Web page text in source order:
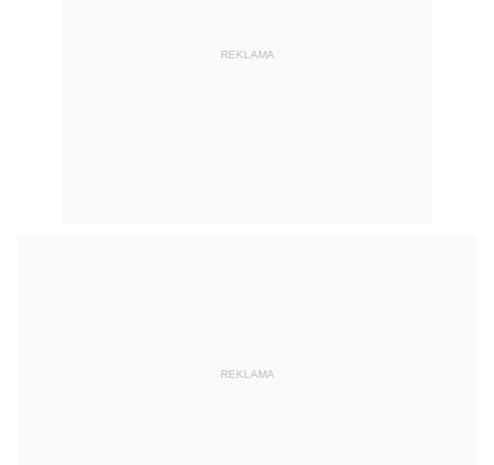
REKLAMA
REKLAMA